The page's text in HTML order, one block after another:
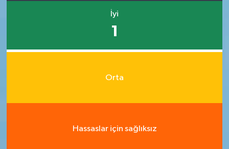
İyi
1
Orta
Hassaslar için sağlıksız